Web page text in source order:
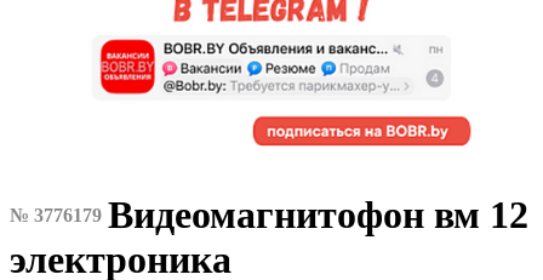
№ 3776179 Видеомагнитофон вм 12
электроника